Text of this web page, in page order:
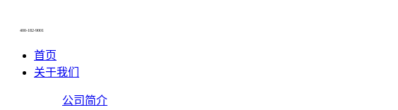
400-182-9001
首页
关于我们
公司简介